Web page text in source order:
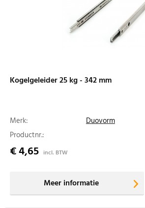
Kogelgeleider 25 kg - 342 mm
Merk:
Duovorm
Productnr.:
€ 4,65 incl. BTW
Meer informatie